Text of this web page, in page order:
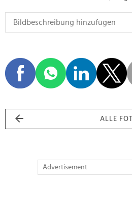
ALLE
Advertisement